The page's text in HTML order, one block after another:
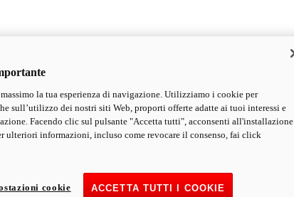
la tua esperienza di navigazione. Utilizziamo i cookie per
sull’utilizzo dei nostri siti Web, proporti offerte adatte ai tuoi interessi e
Facendo clic sul pulsante "Accetta tutti", acconsenti all'installazione
ulteriori informazioni, incluso come revocare il consenso, fai click
ACCETTA TUTTI I COOKIE
cookie